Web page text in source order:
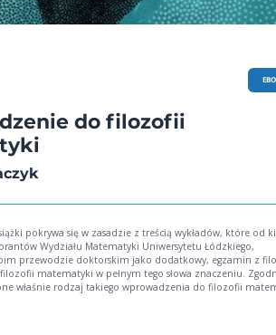
do filozofii
pokrywa się w zasadzie z treścią wykładów, które od
Wydziału Matematyki Uniwersytetu Łódzkiego,
przewodzie doktorskim jako dodatkowy, egzamin z
filozofii matematyki w pełnym tego słowa znaczeniu.
właśnie rodzaj takiego wprowadzenia do filozofii